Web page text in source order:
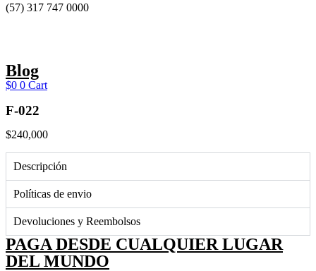
(57) 317 747 0000
Blog
$0 0 Cart
F-022
$240,000
Descripción
Políticas de envio
Devoluciones y Reembolsos
PAGA DESDE CUALQUIER LUGAR
DEL MUNDO